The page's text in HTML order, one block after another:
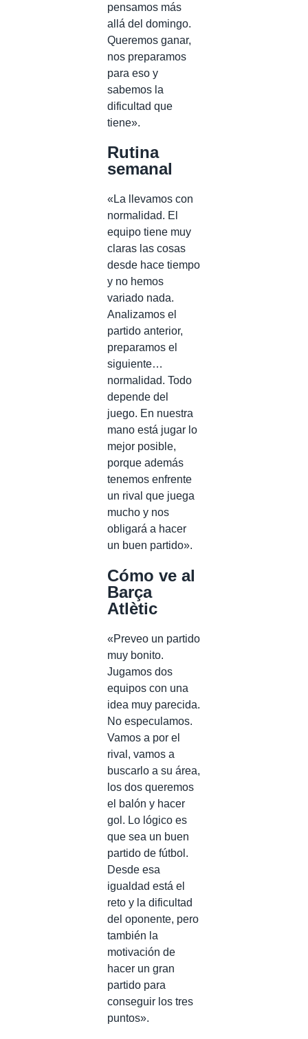
pensamos más
allá del domingo.
Queremos ganar,
nos preparamos
para eso y
sabemos la
dificultad que
tiene».
Rutina
semanal
«La llevamos con
normalidad. El
equipo tiene muy
claras las cosas
desde hace tiempo
y no hemos
variado nada.
Analizamos el
partido anterior,
preparamos el
siguiente…
normalidad. Todo
depende del
juego. En nuestra
mano está jugar lo
mejor posible,
porque además
tenemos enfrente
un rival que juega
mucho y nos
obligará a hacer
un buen partido».
Cómo ve al
Barça
Atlètic
«Preveo un partido
muy bonito.
Jugamos dos
equipos con una
idea muy parecida.
No especulamos.
Vamos a por el
rival, vamos a
buscarlo a su área,
los dos queremos
el balón y hacer
gol. Lo lógico es
que sea un buen
partido de fútbol.
Desde esa
igualdad está el
reto y la dificultad
del oponente, pero
también la
motivación de
hacer un gran
partido para
conseguir los tres
puntos».